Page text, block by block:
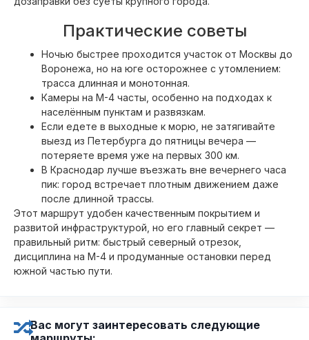
Практические советы
Ночью быстрее проходится участок от Москвы до
Воронежа, но на юге осторожнее с утомлением:
трасса длинная и монотонная.
Камеры на М-4 часты, особенно на подходах к
населённым пунктам и развязкам.
Если едете в выходные к морю, не затягивайте
выезд из Петербурга до пятницы вечера —
потеряете время уже на первых 300 км.
В Краснодар лучше въезжать вне вечернего часа
пик: город встречает плотным движением даже
после длинной трассы.
Этот маршрут удобен качественным покрытием и
развитой инфраструктурой, но его главный секрет —
правильный ритм: быстрый северный отрезок,
дисциплина на М-4 и продуманные остановки перед
южной частью пути.
Вас могут заинтересовать следующие